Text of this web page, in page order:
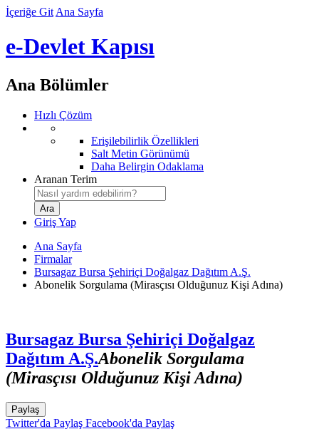
İçeriğe Git Ana Sayfa
e-Devlet Kapısı
Ana Bölümler
Hızlı Çözüm
Erişilebilirlik Özellikleri
Salt Metin Görünümü
Daha Belirgin Odaklama
Aranan Terim
Giriş Yap
Ana Sayfa
Firmalar
Bursagaz Bursa Şehiriçi Doğalgaz Dağıtım A.Ş.
Abonelik Sorgulama (Mirasçısı Olduğunuz Kişi Adına)
Bursagaz Bursa Şehiriçi Doğalgaz
Dağıtım A.Ş.Abonelik Sorgulama
(Mirasçısı Olduğunuz Kişi Adına)
Paylaş
Twitter'da Paylaş Facebook'da Paylaş